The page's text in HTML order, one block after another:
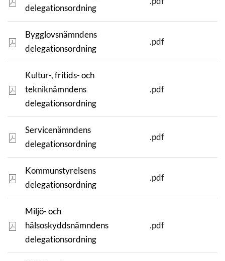
delegationsordning
Bygglovsnämndens
delegationsordning
.pdf
Kultur-, fritids- och
tekniknämndens
delegationsordning
.pdf
Servicenämndens
delegationsordning
.pdf
Kommunstyrelsens
delegationsordning
.pdf
Miljö- och
hälsoskyddsnämndens
delegationsordning
.pdf